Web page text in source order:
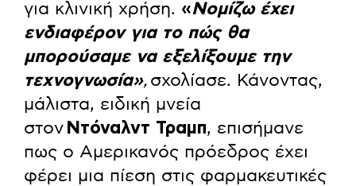
για κλινική χρήση. «Νομίζω έχει
ενδιαφέρον για το πώς θα
μπορούσαμε να εξελίξουμε την
τεχνογνωσία», σχολίασε. Κάνοντας,
μάλιστα, ειδική μνεία
στον Ντόναλντ Τραμπ, επισήμανε
πως ο Αμερικανός πρόεδρος έχει
φέρει μια πίεση στις φαρμακευτικές